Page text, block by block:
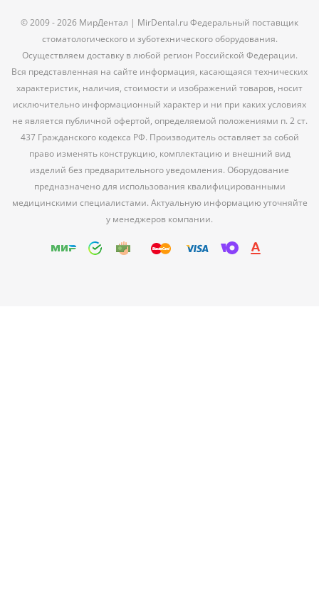
© 2009 - 2026 МирДентал | MirDental.ru Федеральный поставщик
стоматологического и зуботехнического оборудования.
Осуществляем доставку в любой регион Российской Федерации.
Вся представленная на сайте информация, касающаяся технических
характеристик, наличия, стоимости и изображений товаров, носит
исключительно информационный характер и ни при каких условиях
не является публичной офертой, определяемой положениями п. 2 ст.
437 Гражданского кодекса РФ. Производитель оставляет за собой
право изменять конструкцию, комплектацию и внешний вид
изделий без предварительного уведомления. Оборудование
предназначено для использования квалифицированными
медицинскими специалистами. Актуальную информацию уточняйте
у менеджеров компании.